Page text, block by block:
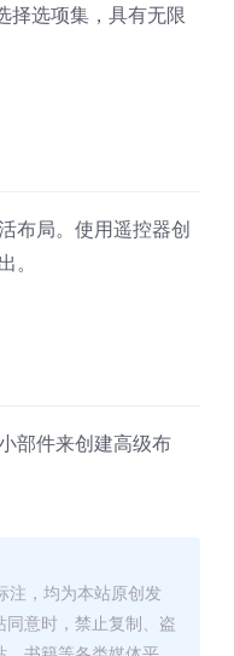
选项集，具有无限
布局。使用遥控器创
部件来创建高级布
注，均为本站原创发
意时，禁止复制、盗